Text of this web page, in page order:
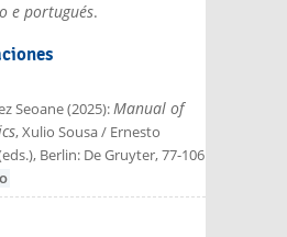
e portugués.
Seoane(2025):Manual of
, Xulio Sousa / Ernesto
, Berlin: De Gruyter, 77-106